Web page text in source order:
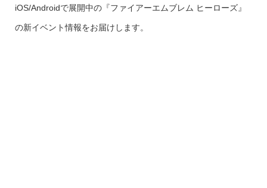
iOS/Androidで展開中の『ファイアーエムブレム ヒーローズ』
の新イベント情報をお届けします。